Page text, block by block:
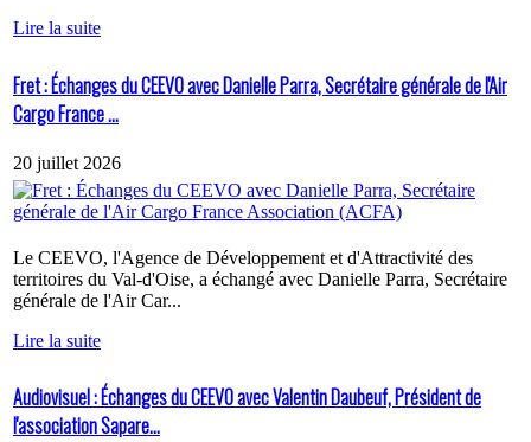
Lire la suite
Fret : Échanges du CEEVO avec Danielle Parra, Secrétaire générale de l'Air
Cargo France ...
20 juillet 2026
Le CEEVO, l'Agence de Développement et d'Attractivité des
territoires du Val-d'Oise, a échangé avec Danielle Parra, Secrétaire
générale de l'Air Car...
Lire la suite
Audiovisuel : Échanges du CEEVO avec Valentin Daubeuf, Président de
l'association Sapare...